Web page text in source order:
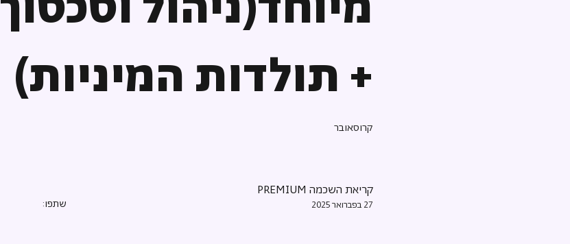
+ תולדות המיניות)
קרוסאובר
שתפו:
קריאת השכמה PREMIUM
27 בפברואר 2025